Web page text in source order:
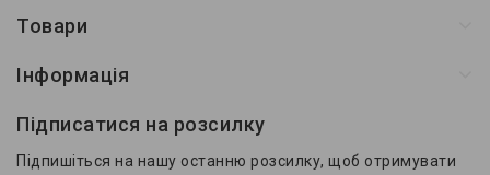
Товари
Інформація
Підписатися на розсилку
Підпишіться на нашу останню розсилку, щоб отримувати